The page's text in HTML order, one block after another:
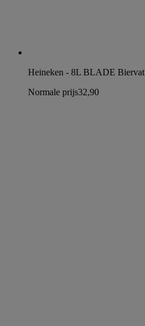
Heineken - 8L BLADE Biervat
Normale prijs32,90